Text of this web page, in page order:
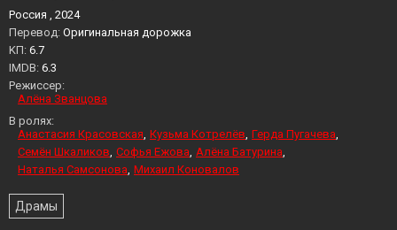
Россия , 2024
Перевод: Оригинальная дорожка
KП: 6.7
IMDB: 6.3
Режиссер:
Алёна Званцова
В ролях:
Анастасия Красовская Кузьма Котрелёв Герда Пугачева
Семён Шкаликов Софья Ежова Алёна Батурина
Наталья Самсонова Михаил Коновалов
Драмы